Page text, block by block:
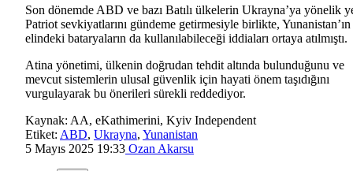
Son dönemde ABD ve bazı Batılı ülkelerin Ukrayna’ya yönelik
Patriot sevkiyatlarını gündeme getirmesiyle birlikte, Yunanistan’ın
elindeki bataryaların da kullanılabileceği iddiaları ortaya atılmıştı.
Atina yönetimi, ülkenin doğrudan tehdit altında bulunduğunu ve
mevcut sistemlerin ulusal güvenlik için hayati önem taşıdığını
vurgulayarak bu önerileri sürekli reddediyor.
Kaynak: AA, eKathimerini, Kyiv Independent
Etiket: ABD, Ukrayna, Yunanistan
5 Mayıs 2025 19:33 Ozan Akarsu